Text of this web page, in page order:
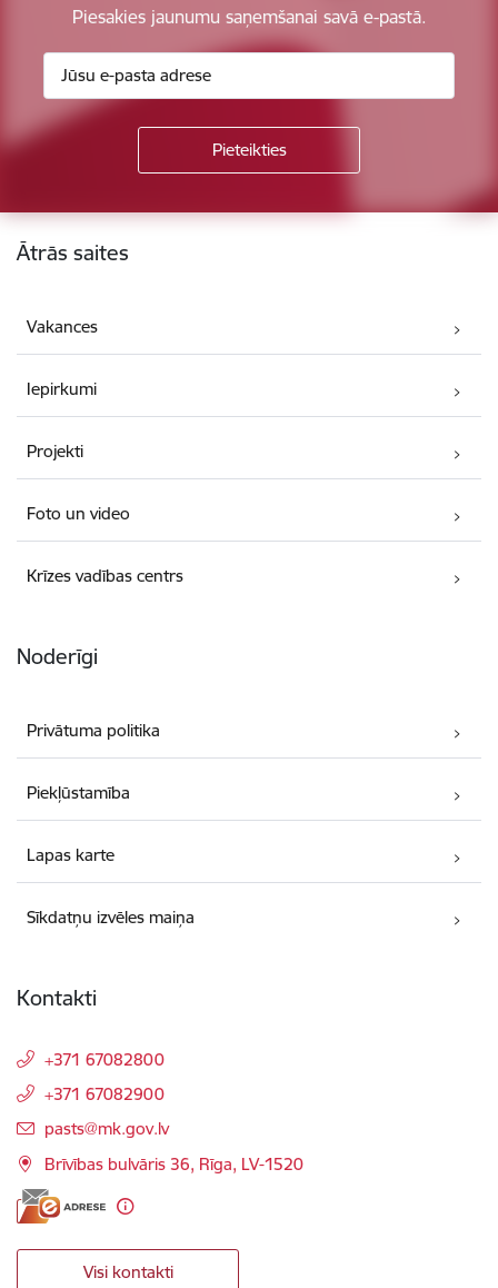
Piesakies jaunumu saņemšanai savā e-pastā.
Kājene
Ātrās saites
Vakances
Iepirkumi
Projekti
Foto un video
Krīzes vadības centrs
Noderīgi
Privātuma politika
Piekļūstamība
Lapas karte
Sīkdatņu izvēles maiņa
Kontakti
+371 67082800
+371 67082900
E-pasts:
pasts@mk.gov.lv
Brīvības bulvāris 36, Rīga, LV-1520
Visi kontakti